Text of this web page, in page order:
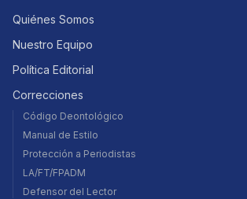
Quiénes Somos
Nuestro Equipo
Política Editorial
Correcciones
Código Deontológico
Manual de Estilo
Protección a Periodistas
LA/FT/FPADM
Defensor del Lector